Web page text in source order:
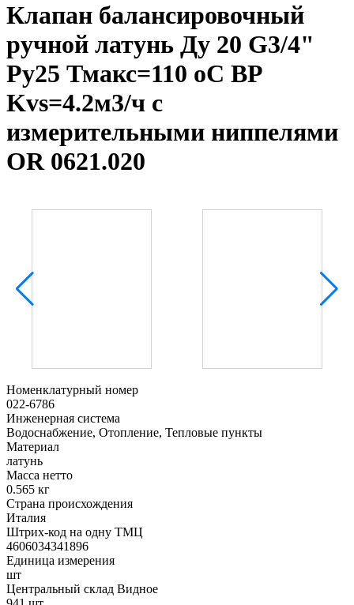
Клапан балансировочный
ручной латунь Ду 20 G3/4"
Ру25 Тмакс=110 оС ВР
Kvs=4.2м3/ч с
измерительными ниппелями
OR 0621.020
Номенклатурный номер
022-6786
Инженерная система
Водоснабжение, Отопление, Тепловые пункты
Материал
латунь
Масса нетто
0.565 кг
Страна происхождения
Италия
Штрих-код на одну ТМЦ
4606034341896
Единица измерения
шт
Центральный склад Видное